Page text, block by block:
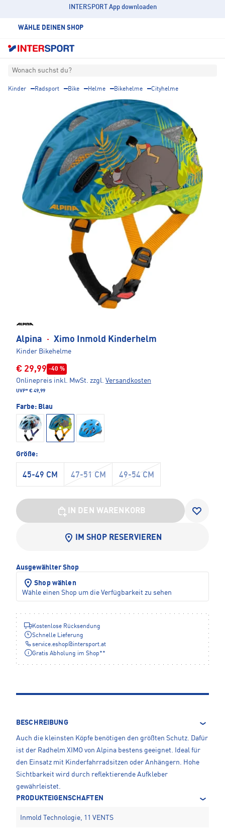
INTERSPORT App downloaden
WÄHLE DEINEN SHOP
Wonach suchst du?
Kinder Radsport Bike Helme Bikehelme Cityhelme
Alpina · Ximo Inmold Kinderhelm
Kinder Bikehelme
€ 29,99 -40 %
Onlinepreis inkl. MwSt. zzgl. Versandkosten
UVP* € 49,99
Farbe: Blau
Größe:
45-49 CM 47-51 CM 49-54 CM
IN DEN WARENKORB
IM SHOP RESERVIEREN
Ausgewählter Shop
Shop wählen
Wähle einen Shop um die Verfügbarkeit zu sehen
Kostenlose Rücksendung
Schnelle Lieferung
service.eshop@intersport.at
Gratis Abholung im Shop**
BESCHREIBUNG
Auch die kleinsten Köpfe benötigen den größten Schutz. Dafür
ist der Radhelm XIMO von Alpina bestens geeignet. Ideal für
den Einsatz mit Kinderfahrradsitzen oder Anhängern. Hohe
Sichtbarkeit wird durch reflektierende Aufkleber
gewährleistet.
PRODUKTEIGENSCHAFTEN
Inmold Technologie, 11 VENTS